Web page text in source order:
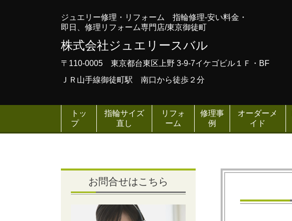
ジュエリー修理・リフォーム 指輪修理-安い料金・
即日、修理リフォーム専門店/東京御徒町
株式会社ジュエリースバル
〒110-0005 東京都台東区上野 3-9-7イケゴビル１Ｆ・BF
ＪＲ山手線御徒町駅 南口から徒歩２分
トッ
プ
指輪サイズ
直し
リフォ
ーム
修理事
例
オーダーメ
イド
お問合せはこちら